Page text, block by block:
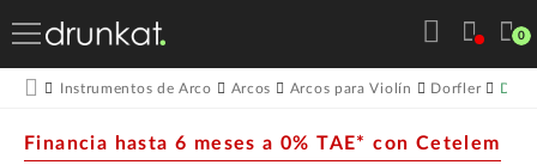
0
Instrumentos de Arco Arcos Arcos para Violín Dorfler
Financia hasta 6 meses a 0% TAE* con Cetelem